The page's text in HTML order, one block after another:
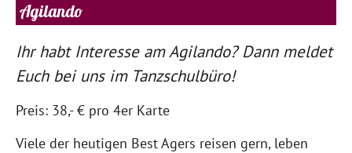
Agilando
Ihr habt Interesse am Agilando? Dann meldet
Euch bei uns im Tanzschulbüro!
Preis: 38,- € pro 4er Karte
Viele der heutigen Best Agers reisen gern, leben